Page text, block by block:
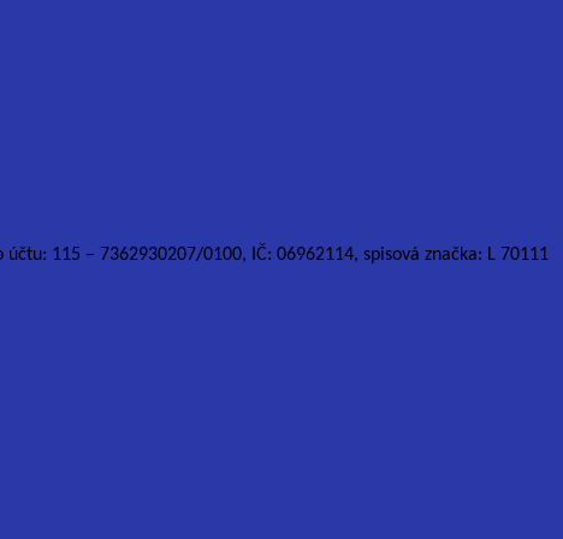
115 – 7362930207/0100, IČ: 06962114, spisová značka: L 70111